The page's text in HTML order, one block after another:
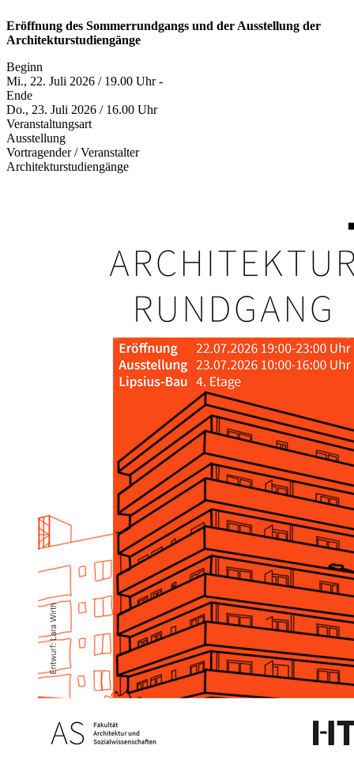
Eröffnung des Sommerrundgangs und der Ausstellung der
Architekturstudiengänge
Beginn
Mi., 22. Juli 2026 / 19.00 Uhr -
Ende
Do., 23. Juli 2026 / 16.00 Uhr
Veranstaltungsart
Ausstellung
Vortragender / Veranstalter
Architekturstudiengänge